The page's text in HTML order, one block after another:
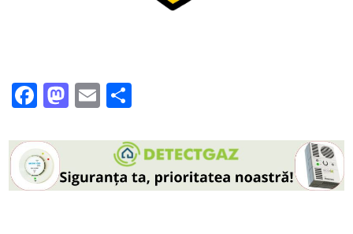
Facebook
Mastodon
Email